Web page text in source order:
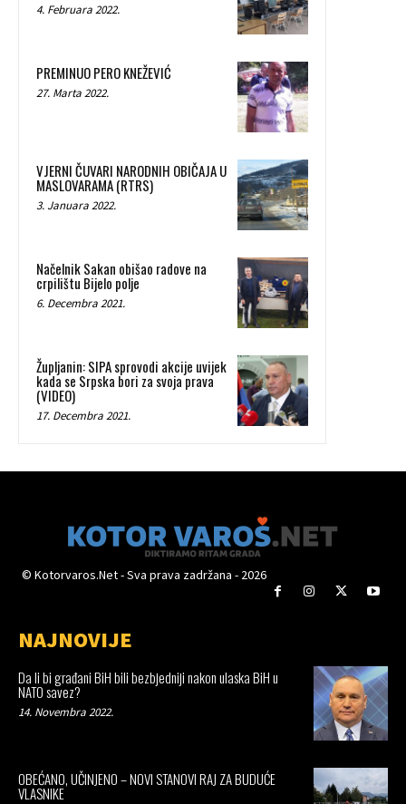
4. Februara 2022.
PREMINUO PERO KNEŽEVIĆ
27. Marta 2022.
VJERNI ČUVARI NARODNIH OBIČAJA U
MASLOVARAMA (RTRS)
3. Januara 2022.
Načelnik Sakan obišao radove na
crpilištu Bijelo polje
6. Decembra 2021.
Župljanin: SIPA sprovodi akcije uvijek
kada se Srpska bori za svoja prava
(VIDEO)
17. Decembra 2021.
© Kotorvaros.Net - Sva prava zadržana - 2026
NAJNOVIJE
Da li bi građani BiH bili bezbjedniji nakon ulaska BiH u
NATO savez?
14. Novembra 2022.
OBEĆANO, UČINJENO – NOVI STANOVI RAJ ZA BUDUĆE
VLASNIKE